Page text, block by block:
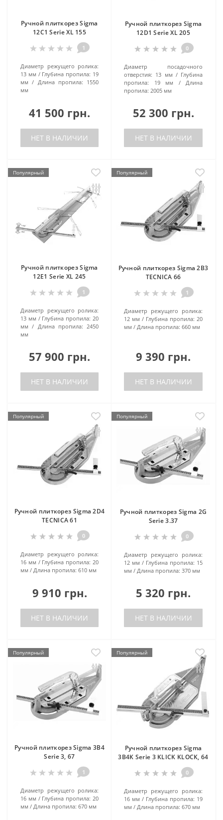
Ручной плиткорез Sigma
12C1 Serie XL 155
1
Диаметр режущего ролика:
13 мм
Глубина пропила: 19
мм
Длина пропила: 1550
мм
41 500 грн.
НЕТ В НАЛИЧИИ
Ручной плиткорез Sigma
12D1 Serie XL 205
0
Диаметр посадочного
отверстия: 13 мм
Глубина
пропила:
19 мм
Длина
пропила: 2005 мм
52 300 грн.
НЕТ В НАЛИЧИИ
Популярный
Ручной плиткорез Sigma
12E1 Serie XL 245
1
Диаметр режущего ролика:
13 мм
Глубина пропила: 20
мм
Длина пропила: 2450
мм
57 900 грн.
НЕТ В НАЛИЧИИ
Популярный
Ручной плиткорез Sigma 2B3
TECNICA 66
1
Диаметр режущего ролика:
12 мм
Глубина пропила: 20
мм
Длина пропила: 660 мм
9 390 грн.
НЕТ В НАЛИЧИИ
Популярный
Ручной плиткорез Sigma 2D4
TECNICA 61
0
Диаметр режущего ролика:
16 мм
Глубина пропила: 20
мм
Длина пропила: 610 мм
9 910 грн.
НЕТ В НАЛИЧИИ
Популярный
Ручной плиткорез Sigma 2G
Serie 3.37
0
Диаметр режущего ролика:
12 мм
Глубина пропила: 15
мм
Длина пропила: 370 мм
5 320 грн.
НЕТ В НАЛИЧИИ
Популярный
Ручной плиткорез Sigma 3B4
Serie 3, 67
1
Диаметр режущего ролика:
16 мм
Глубина пропила: 20
мм
Длина пропила: 670 мм
Популярный
Ручной плиткорез Sigma
3B4K Serie 3 KLICK KLOCK, 64
0
Диаметр режущего ролика:
16 мм
Глубина пропила: 19
мм
Длина пропила: 670 мм